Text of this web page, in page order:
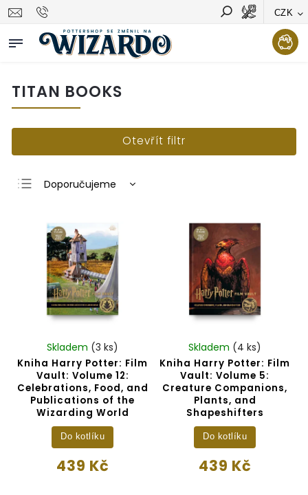
CZK
Vyhledávání Hledat
TITAN BOOKS
Otevřít filtr
Doporučujeme
Nejdražší
Nejprodávanější
Abecedně
Kniha Harry Potter: Film
Vault: Volume 12:
Celebrations, Food, and
Publications of the
Wizarding World
Skladem (3 ks)
439 Kč
Do kotlíku
Kniha Harry Potter: Film
Vault: Volume 5:
Creature Companions,
Plants, and
Shapeshifters
Skladem (4 ks)
439 Kč
Do kotlíku